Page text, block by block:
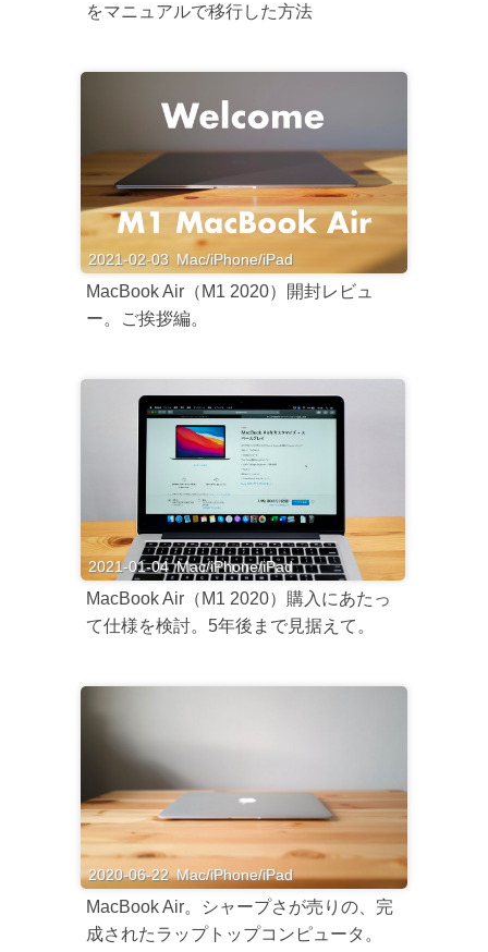
をマニュアルで移行した方法
2021-02-03 Mac/iPhone/iPad
MacBook Air（M1 2020）開封レビュ
ー。ご挨拶編。
2021-01-04 Mac/iPhone/iPad
MacBook Air（M1 2020）購入にあたっ
て仕様を検討。5年後まで見据えて。
2020-06-22 Mac/iPhone/iPad
MacBook Air。シャープさが売りの、完
成されたラップトップコンピュータ。